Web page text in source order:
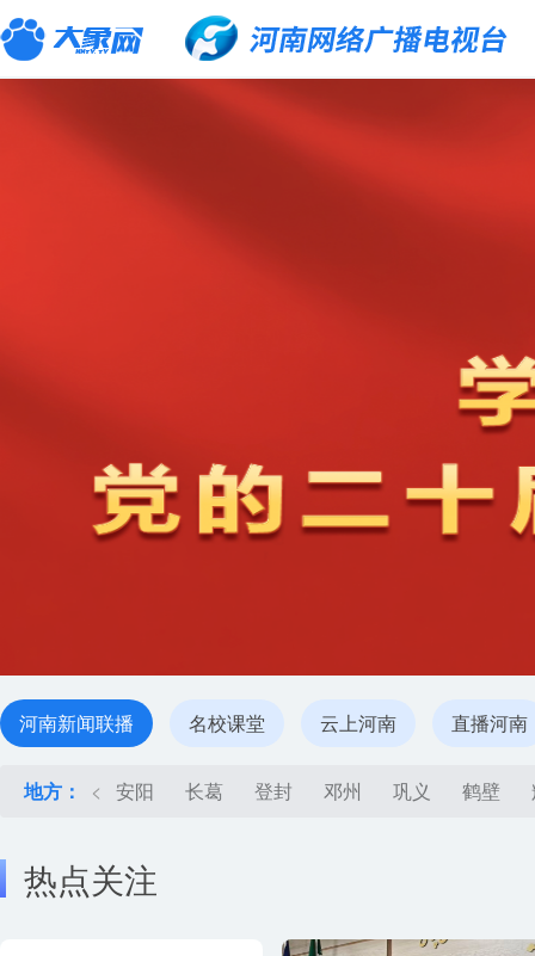
河南新闻联播 名校课堂 云上河南 直播河南
地方： < 安阳 长葛 登封 邓州 巩义 鹤壁
热点关注